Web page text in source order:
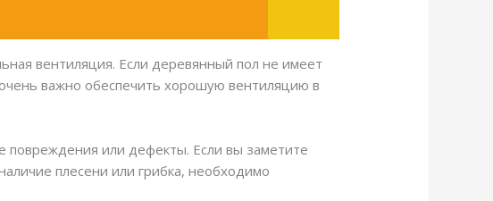
вентиляция. Если деревянный пол не имеет
важно обеспечить хорошую вентиляцию в
повреждения или дефекты. Если вы заметите
плесени или грибка, необходимо